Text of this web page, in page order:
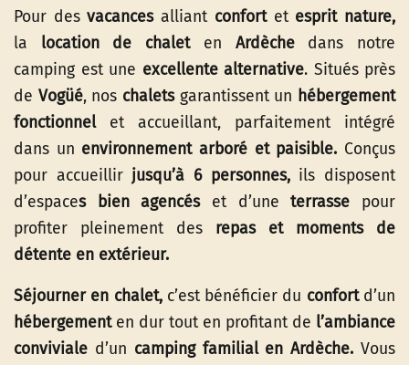
Pour desvacancesalliant confortetesprit nature,
la location de chalet en Ardèchedans notre
camping est une excellente alternative. Situés près
de Vogüé, nos chaletsgarantissent un hébergement
fonctionnel et accueillant, parfaitement intégré
dans un environnement arboré et paisible. Conçus
pour accueillir jusqu’à 6 personnes, ils disposent
d’espaces bien agencés et d’uneterrasse pour
profiter pleinement des repas et moments de
détente en extérieur.
Séjourner en chalet,c’est bénéficier du confortd’un
hébergementen dur tout en profitant de l’ambiance
conviviale d’un camping familial en Ardèche. Vous